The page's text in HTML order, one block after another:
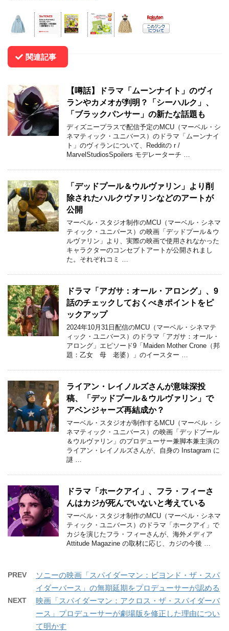
関連記事
【噂話】ドラマ「ムーンナイト」のヴィ
ランやカメオが判明？「シーハルク」、
「ブラックパンサー」の新たな話題も
ディズニープラスで配信予定のMCU（マーベル・シ
ネマティック・ユニバース）のドラマ「ムーンナイ
ト」のヴィランについて、Redditの r /
MarvelStudiosSpoilers モデレーターチ …
「デッドプール＆ウルヴァリン」より削
除されたハルクヴァリンなどのアートが
公開
マーベル・スタジオ制作のMCU（マーベル・シネマ
ティック・ユニバース）の映画「デッドプール＆ウ
ルヴァリン」より、実際の映画で使用されなかった
キャラクターのコンセプトアートが公開されまし
た。それぞれコミ …
ドラマ「アガサ：オール・アロング」、9
話のチェックしておくべきポイントをピ
ックアップ
2024年10月31日配信のMCU（マーベル・シネマテ
ィック・ユニバース）のドラマ「アガサ：オール・
アロング」エピソード9「Maiden Mother Crone（邦
題：乙女 母 老婆）」のイースター …
ライアン・レイノルズさんが意味深投
稿、「デッドプール＆ウルヴァリン」で
アベンジャーズ再結成か？
マーベル・スタジオが制作するMCU（マーベル・シ
ネマティック・ユニバース）の映画「デッドプール
＆ウルヴァリン」のプロデューサー兼脚本兼主演の
ライアン・レイノルズさんが、自身の Instagram に
謎 …
ドラマ「ホークアイ」、フラ・フィーさ
んはカジが死んでいないと考えている
マーベル・スタジオ制作のMCU（マーベル・シネマ
ティック・ユニバース）のドラマ「ホークアイ」で
カジを演じたフラ・フィーさんが、海外メディア
Attitude Magazine の取材に応じ、カジの今後 …
PREV
ソニーの映画「スパイダーマン：ビヨンド・ザ・スパ
イダーバース」の無期延期をプロデューサーが認める
NEXT
映画「スパイダーマン：アクロス・ザ・スパイダーバ
ース」プロデューサーが劇場版を修正した理由につい
て明かす